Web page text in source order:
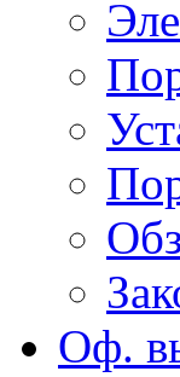
Оф.